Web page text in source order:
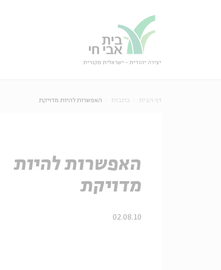
דף הבית כתבות האפשרות להיות מדויקת
האפשרות להיות
מדויקת
02.08.10